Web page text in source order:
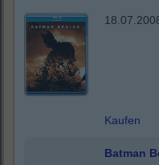
Kaufen
Batman